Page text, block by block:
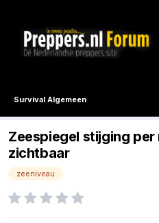
Survival Algemeen
Zeespiegel stijging
zichtbaar
zeeniveau